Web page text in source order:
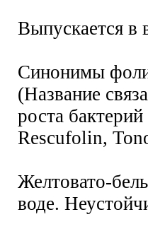
Выпускается в
Синонимы
(Название
роста
Rescufolin,
Желтовато-
воде.